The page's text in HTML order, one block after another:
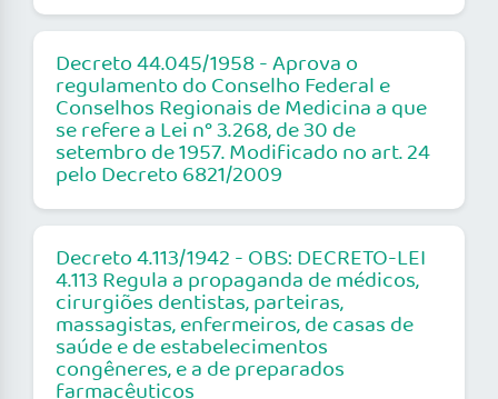
Decreto 44.045/1958 - Aprova o
regulamento do Conselho Federal e
Conselhos Regionais de Medicina a que
se refere a Lei n° 3.268, de 30 de
setembro de 1957. Modificado no art. 24
pelo Decreto 6821/2009
Decreto 4.113/1942 - OBS: DECRETO-LEI
4.113 Regula a propaganda de médicos,
cirurgiões dentistas, parteiras,
massagistas, enfermeiros, de casas de
saúde e de estabelecimentos
congêneres, e a de preparados